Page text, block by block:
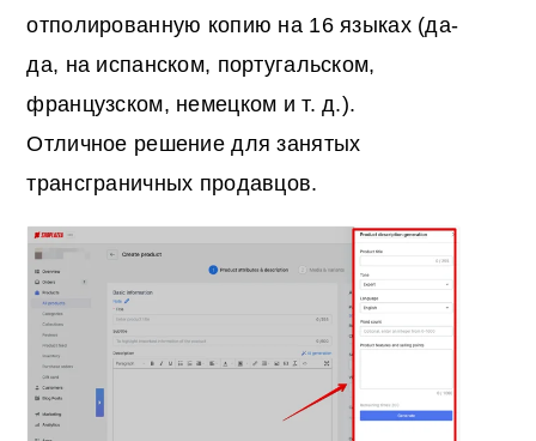
отполированную копию на 16 языках (да-
да, на испанском, португальском,
французском, немецком и т. д.).
Отличное решение для занятых
трансграничных продавцов.